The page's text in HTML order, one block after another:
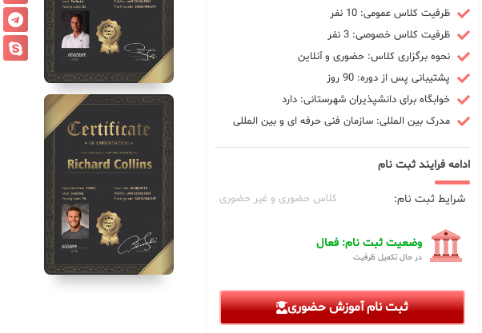
ظرفیت کلاس عمومی: 10 نفر
ظرفیت کلاس خصوصی: 3 نفر
نحوه برگزاری کلاس: حضوری و آنلاین
پشتیبانی پس از دوره: 90 روز
خوابگاه برای دانشپذیران شهرستانی: دارد
مدرک بین المللی: سازمان فنی حرفه ای و بین المللی
ادامه فرایند ثبت نام
شرایط ثبت نام: کلاس حضوری و غیر حضوری
وضعیت ثبت نام: فعال
در حال تکمیل ظرفیت
ثبت نام آموزش حضوری